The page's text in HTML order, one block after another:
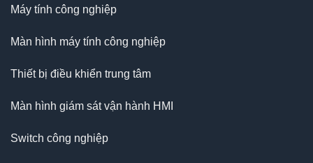
Máy tính công nghiệp
Màn hình máy tính công nghiệp
Thiết bị điều khiển trung tâm
Màn hình giám sát vận hành HMI
Switch công nghiệp